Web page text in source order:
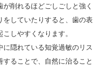
削れるほどごしごしと強く
していたりすると、歯の表
しやすくなります。
隠れている知覚過敏のリス
ることで、自然に治ること